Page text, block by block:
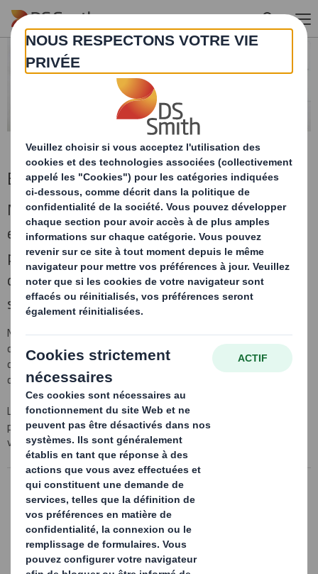
Skip to main content
Emballage
Notre produit est votre emballage. Selon les
exigences fonctionnelles à remplir, nous
proposons différents types d'emballages en
carton ondulé pour un large éventail de
secteurs.
Notre nom est synonyme de capacité d'innovation et de produits
de qualité. Nous fournissons des solutions sur mesure ou standard
de toutes les dimensions ainsi qu'une vaste palette de techniques
d'impression.
Les exemples d'emballages en carton ondulé fournis dans cete
partie ne constituent qu'un aperçu de notre offre mais devraient
vous inspirer de nouvelles idées d'emballage.
Prêts-à-Vendre
La tendance au «prêt à implanter» et au
«prêt à vendre» (PAV) est à l'origine de
nouveaux concepts d'emballage.
savoir plus